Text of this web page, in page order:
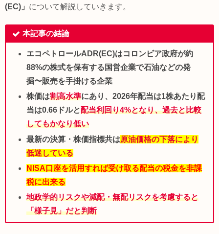
(EC)」 について解説していきます。
本記事の結論
エコペトロールADR(EC)はコロンビア政府が約
88%の株式を保有する国営企業で石油などの発
掘〜販売を手掛ける企業
株価は割高水準にあり、2026年配当は1株あたり配
当は0.66ドルと配当利回り4%となり、過去と比較
してもかなり低い
最新の決算・株価指標共は原油価格の下落により
低迷している
NISA口座を活用すれば受け取る配当の税金を非課
税に出来る
地政学的リスクや減配・無配リスクを考慮すると
「様子見」だと判断